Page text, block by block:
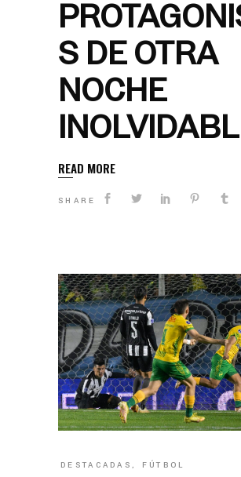
S DE OTRA
NOCHE
READ MORE
SHARE
DESTACADAS, FÚTBOL